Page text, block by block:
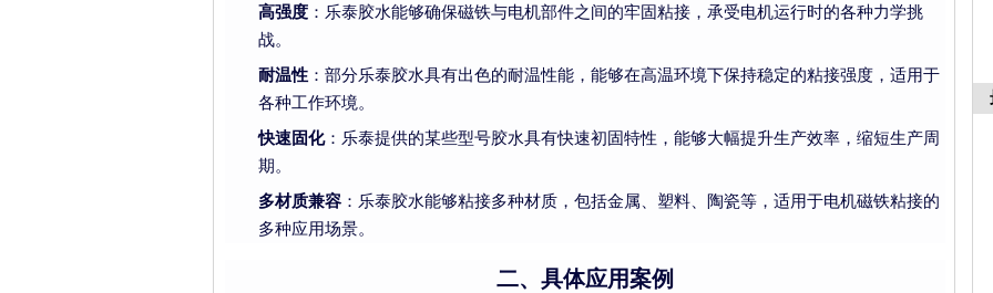
高强度 ：乐泰胶水能够确保磁铁与电机部件之间的牢固粘接，承受电机运行时的各种力学挑
战。
耐温性 ：部分乐泰胶水具有出色的耐温性能，能够在高温环境下保持稳定的粘接强度，适用于
各种工作环境。
快速固化：乐泰提供的某些型号胶水具有快速初固特性，能够大幅提升生产效率，缩短生产周
期。
多材质兼容 ：乐泰胶水能够粘接多种材质，包括金属、塑料、陶瓷等，适用于电机磁铁粘接的
多种应用场景。
二、具体应用案例